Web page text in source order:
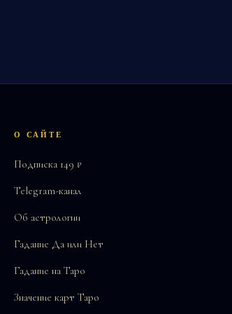
О САЙТЕ
Подписка 149 ₽
Telegram-канал
Об астрологии
Гадание Да или Нет
Гадание на Таро
Значение карт Таро